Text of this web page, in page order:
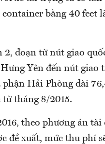
bằng 40 feet
2, đoạn từ nút giao
Yên đến nút giao
Hải Phòng dài
tháng 8/2015.
theo phương án tài
đề xuất, mức thu phí